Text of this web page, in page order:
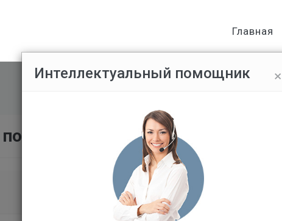
Главная
24Pravo.ru
×
Интеллектуальный помощник